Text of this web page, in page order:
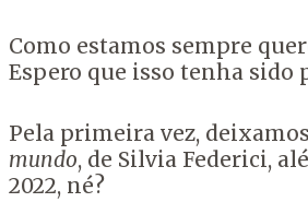
Como estamos sempre
Espero que isso tenha
Pela primeira vez,
mundo, de Silvia Federici,
2022, né?